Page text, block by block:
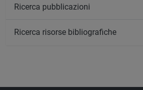
Ricerca pubblicazioni
Ricerca risorse bibliografiche